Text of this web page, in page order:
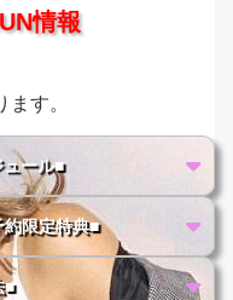
情報
す。
ール■
限定特典■
■